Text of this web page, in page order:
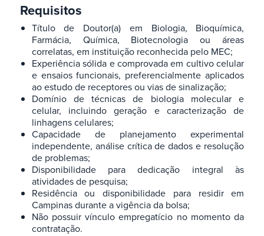
Requisitos
Título de Doutor(a) em Biologia, Bioquímica,
Farmácia, Química, Biotecnologia ou áreas
correlatas, em instituição reconhecida pelo MEC;
Experiência sólida e comprovada em cultivo celular
e ensaios funcionais, preferencialmente aplicados
ao estudo de receptores ou vias de sinalização;
Domínio de técnicas de biologia molecular e
celular, incluindo geração e caracterização de
linhagens celulares;
Capacidade de planejamento experimental
independente, análise crítica de dados e resolução
de problemas;
Disponibilidade para dedicação integral às
atividades de pesquisa;
Residência ou disponibilidade para residir em
Campinas durante a vigência da bolsa;
Não possuir vínculo empregatício no momento da
contratação​.